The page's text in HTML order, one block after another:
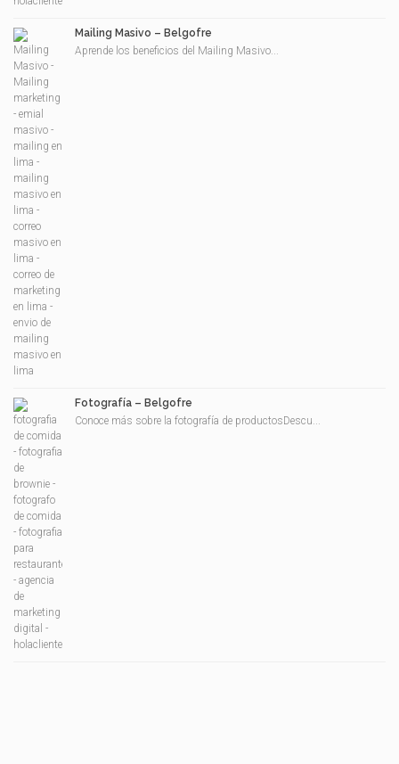
Mailing Masivo – Belgofre
Aprende los beneficios del Mailing Masivo...
Fotografía – Belgofre
Conoce más sobre la fotografía de productosDescu...